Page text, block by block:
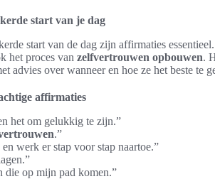
start van je dag
start van de dag zijn affirmaties
het proces van zelfvertrouwen opbouwen.
advies over wanneer en hoe ze het beste te
affirmaties
het om gelukkig te zijn.”
.”
werk er stap voor stap naartoe.”
die op mijn pad komen.”